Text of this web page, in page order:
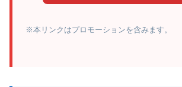
※本リンクはプロモーションを含みます。